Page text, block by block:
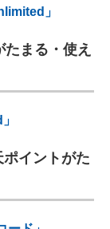
」
まる・使え
イントがた